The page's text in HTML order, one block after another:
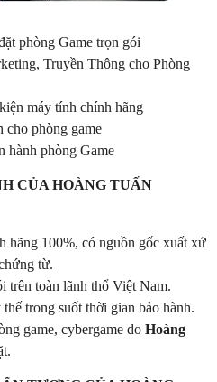
phòng Game trọn gói
Truyền Thông cho Phòng
máy tính chính hãng
cho phòng game
hành phòng Game
CỦA HOÀNG TUẤN
hãng 100%, có nguồn gốc xuất xứ
từ.
trên toàn lãnh thổ Việt Nam.
trong suốt thời gian bảo hành.
game, cybergame do Hoàng